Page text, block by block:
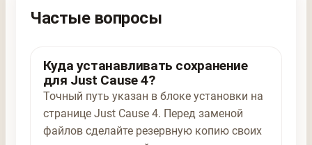
Частые вопросы
Куда устанавливать сохранение
для Just Cause 4?
Точный путь указан в блоке установки на
странице Just Cause 4. Перед заменой
файлов сделайте резервную копию своих